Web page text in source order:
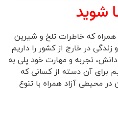
شوید
که خاطرات تلخ و شیرین
در خارج از کشور را داریم
تجربه و مهارت خود پلی به
برای آن دسته از کسانی که
محیطی آزاد همراه با تنوع